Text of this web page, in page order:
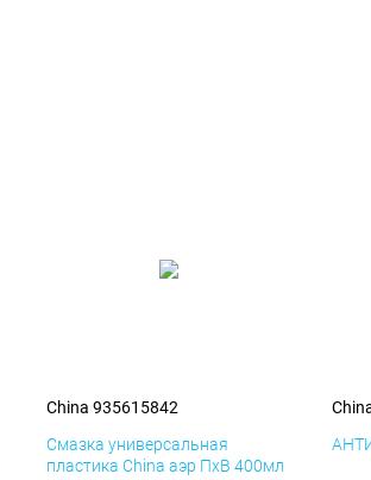
China 935615842
Смазка универсальная
пластика China аэр ПхВ 400мл